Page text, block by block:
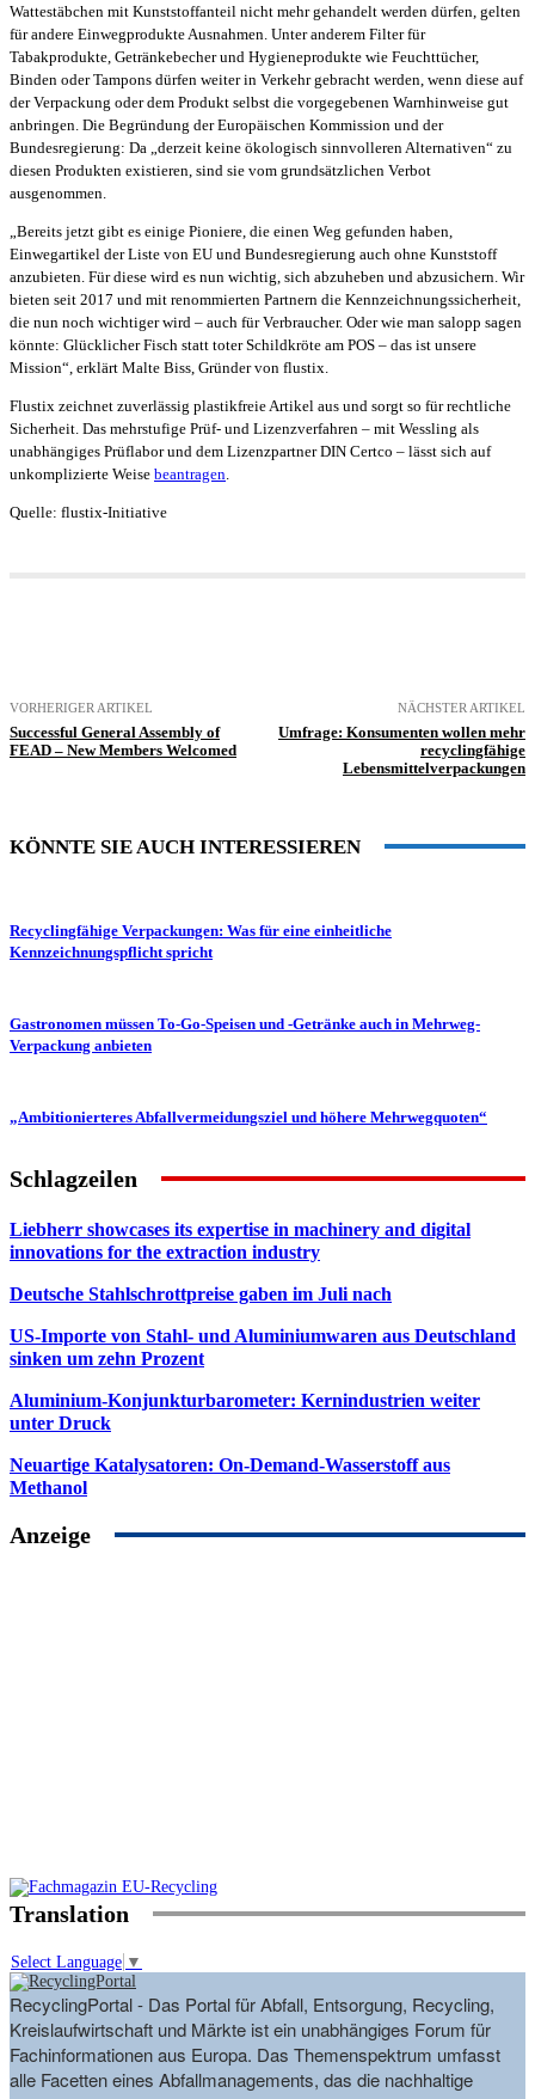
Wattestäbchen mit Kunststoffanteil nicht mehr gehandelt werden dürfen, gelten
für andere Einwegprodukte Ausnahmen. Unter anderem Filter für
Tabakprodukte, Getränkebecher und Hygieneprodukte wie Feuchttücher,
Binden oder Tampons dürfen weiter in Verkehr gebracht werden, wenn diese auf
der Verpackung oder dem Produkt selbst die vorgegebenen Warnhinweise gut
anbringen. Die Begründung der Europäischen Kommission und der
Bundesregierung: Da „derzeit keine ökologisch sinnvolleren Alternativen“ zu
diesen Produkten existieren, sind sie vom grundsätzlichen Verbot
ausgenommen.
„Bereits jetzt gibt es einige Pioniere, die einen Weg gefunden haben,
Einwegartikel der Liste von EU und Bundesregierung auch ohne Kunststoff
anzubieten. Für diese wird es nun wichtig, sich abzuheben und abzusichern. Wir
bieten seit 2017 und mit renommierten Partnern die Kennzeichnungssicherheit,
die nun noch wichtiger wird – auch für Verbraucher. Oder wie man salopp sagen
könnte: Glücklicher Fisch statt toter Schildkröte am POS – das ist unsere
Mission“, erklärt Malte Biss, Gründer von flustix.
Flustix zeichnet zuverlässig plastikfreie Artikel aus und sorgt so für rechtliche
Sicherheit. Das mehrstufige Prüf- und Lizenzverfahren – mit Wessling als
unabhängiges Prüflabor und dem Lizenzpartner DIN Certco – lässt sich auf
unkomplizierte Weise beantragen
Quelle: flustix-Initiative
VORHERIGER ARTIKEL
Successful General Assembly of
FEAD – New Members Welcomed
NÄCHSTER ARTIKEL
Umfrage: Konsumenten wollen mehr
recyclingfähige
Lebensmittelverpackungen
KÖNNTE SIE AUCH INTERESSIEREN
Recyclingfähige Verpackungen: Was für eine einheitliche
Kennzeichnungspflicht spricht
Gastronomen müssen To-Go-Speisen und -Getränke auch in Mehrweg-
Verpackung anbieten
„Ambitionierteres Abfallvermeidungsziel und höhere Mehrwegquoten“
Schlagzeilen
Liebherr showcases its expertise in machinery and digital
innovations for the extraction industry
Deutsche Stahlschrottpreise gaben im Juli nach
US-Importe von Stahl- und Aluminiumwaren aus Deutschland
sinken um zehn Prozent
Aluminium-Konjunkturbarometer: Kernindustrien weiter
unter Druck
Neuartige Katalysatoren: On-Demand-Wasserstoff aus
Methanol
Anzeige
Translation
Select Language ▼
RecyclingPortal - Das Portal für Abfall, Entsorgung, Recycling,
Kreislaufwirtschaft und Märkte ist ein unabhängiges Forum für
Fachinformationen aus Europa. Das Themenspektrum umfasst
alle Facetten eines Abfallmanagements, das die nachhaltige